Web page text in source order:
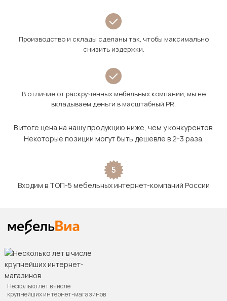
Производство и склады сделаны так, чтобы максимально
снизить издержки.
В отличие от раскрученных мебельных компаний, мы не
вкладываем деньги в масштабный PR.
В итоге цена на нашу продукцию ниже, чем у конкурентов.
Некоторые позиции могут быть дешевле в 2-3 раза.
5
Входим в ТОП-5 мебельных интернет-компаний России
Несколько лет в числе
крупнейших интернет-магазинов